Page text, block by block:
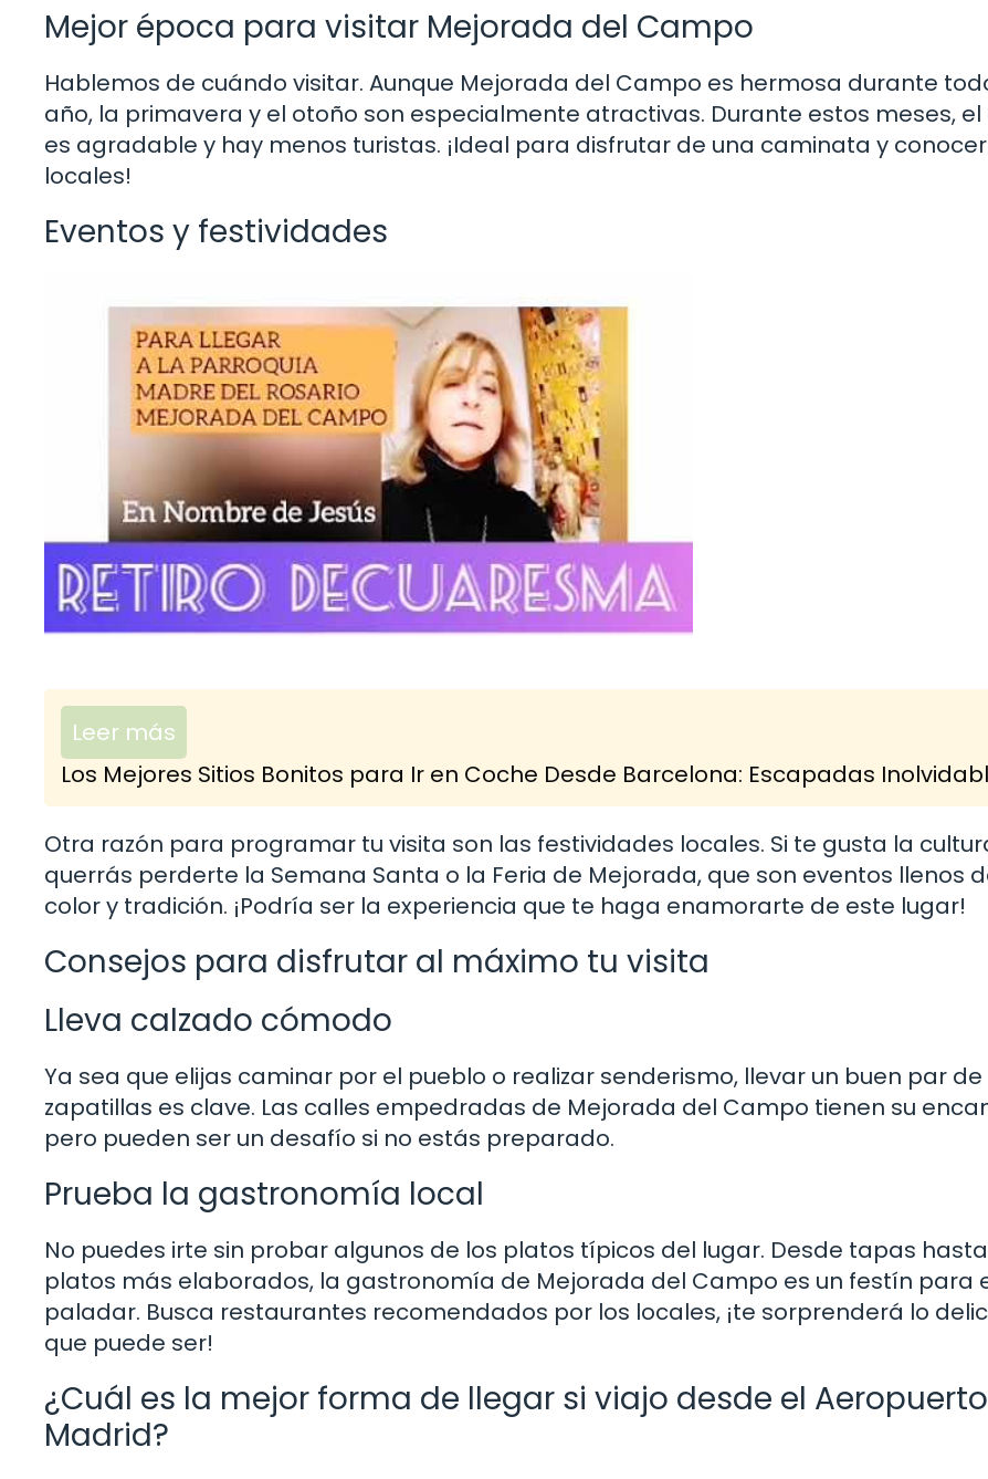
Mejor época para visitar Mejorada del Campo
Hablemos de cuándo visitar. Aunque Mejorada del Campo es hermosa durante
año, la primavera y el otoño son especialmente atractivas. Durante estos meses, el
es agradable y hay menos turistas. ¡Ideal para disfrutar de una caminata y
locales!
Eventos y festividades
Leer más
Los Mejores Sitios Bonitos para Ir en Coche Desde Barcelona: Escapadas
Otra razón para programar tu visita son las festividades locales. Si te gusta la
querrás perderte la Semana Santa o la Feria de Mejorada, que son eventos llenos
color y tradición. ¡Podría ser la experiencia que te haga enamorarte de este lugar!
Consejos para disfrutar al máximo tu visita
Lleva calzado cómodo
Ya sea que elijas caminar por el pueblo o realizar senderismo, llevar un buen par de
zapatillas es clave. Las calles empedradas de Mejorada del Campo tienen su
pero pueden ser un desafío si no estás preparado.
Prueba la gastronomía local
No puedes irte sin probar algunos de los platos típicos del lugar. Desde tapas hasta
platos más elaborados, la gastronomía de Mejorada del Campo es un festín para
paladar. Busca restaurantes recomendados por los locales, ¡te sorprenderá lo
que puede ser!
¿Cuál es la mejor forma de llegar si viajo desde el
Madrid?